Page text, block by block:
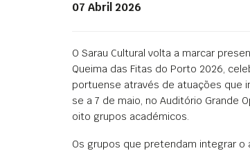
07 Abril 2026
O Sarau Cultural volta a marcar
Queima das Fitas do Porto 2026,
portuense através de atuações que
se a 7 de maio, no Auditório Grande
oito grupos académicos.
Os grupos que pretendam integrar o